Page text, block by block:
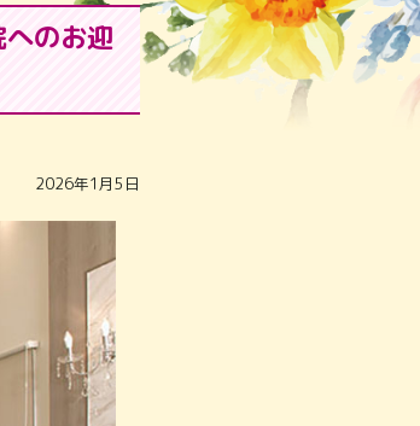
のお迎
2026年1月5日